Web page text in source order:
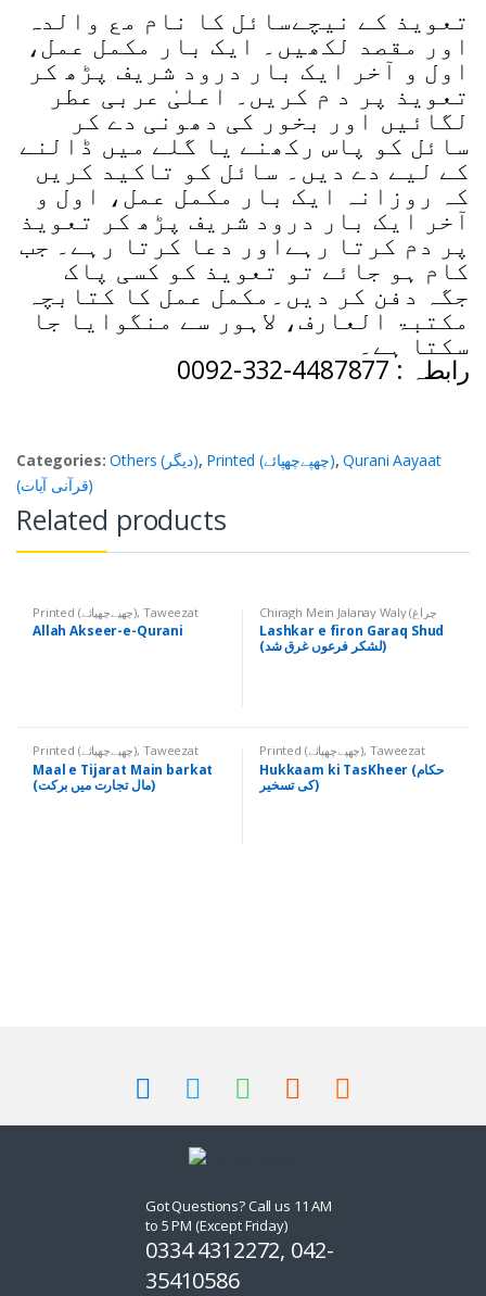
تعویذ کے نیچےسائل کا نام مع والدہ
اور مقصد لکھیں۔ ایک بار مکمل عمل،
اول و آخر ایک بار درود شریف پڑھ کر
تعویذ پر د م کریں۔ اعلیٰ عربی عطر
لگائیں اور بخور کی دھونی دے کر
سائل کو پاس رکھنے یا گلے میں ڈالنے
کے لیے دے دیں۔ سائل کو تاکید کریں
کہ روزانہ ایک بار مکمل عمل، اول و
آخر ایک بار درود شریف پڑھ کر تعویذ
پر دم کرتا رہےاور دعا کرتا رہے۔ جب
کام ہو جائے تو تعویذ کو کسی پاک
جگہ دفن کر دیں۔مکمل عمل کا کتابچہ
مکتبۃ العارف، لاہور سے منگوایا جا
سکتا ہے۔
رابطہ : 4487877-332-0092
Categories: Others (دیگر), Printed (چھپےچھپائے),Qurani Aayaat
(قرآنی آیات)
Related products
Printed (چھپےچھپائے), Taweezat
(تعویذات)
Allah Akseer-e-Qurani
Chiragh Mein Jalanay Waly (چراغ
,Ghair Dum Shuda
Products (غیر دم شدہ اشیاء), Others
(دیگر),
Lashkar e firon Garaq Shud
(لشکر فرعوں غرق شد)
Printed (چھپےچھپائے), Taweezat
Maal e Tijarat Main barkat
(مال تجارت میں برکت)
Printed (چھپےچھپائے), Taweezat
Hukkaam ki TasKheer (حکام
کی تسخیر)
Got Questions? Call us 11 AM
to 5 PM (Except Friday)
0334 4312272, 042-
35410586